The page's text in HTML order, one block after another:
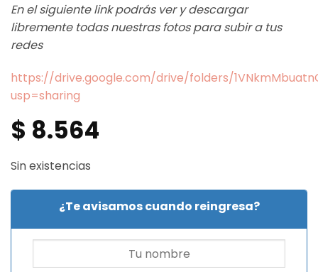
En el siguiente link podrás ver y descargar
libremente todas nuestras fotos para subir a tus
redes
https://drive.google.com/drive/folders/
usp=sharing
$ 8.564
Sin existencias
¿Te avisamos cuando reingresa?